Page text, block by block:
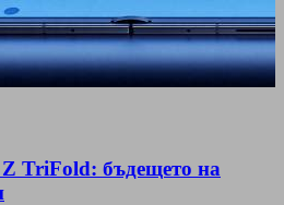
TriFold: бъдещето на